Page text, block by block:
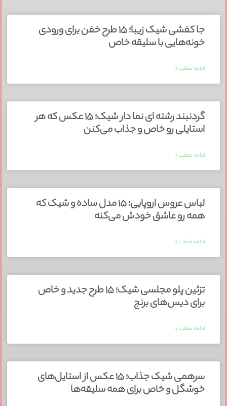
جا کفشی شیک زیبا؛ ۱۵ طرح خفن برای ورودی
خونه‌هایی با سلیقه خاص
ادامه مطلب »
گردنبند رشته ای نما دار شیک؛ ۱۵ عکس که هر
استایلی رو خاص و جذاب می‌کنن
ادامه مطلب »
لباس عروس اروپایی؛ ۱۵ مدل ساده و شیک که
همه رو عاشق خودش می‌کنه
ادامه مطلب »
تزئین پلو مجلسی شیک؛ ۱۵ طرح جدید و خاص
برای دیس‌های برنج
ادامه مطلب »
سرهمی شیک جذاب؛ ۱۵ عکس از استایل‌های
خوشگل و خاص برای همه سلیقه‌ها